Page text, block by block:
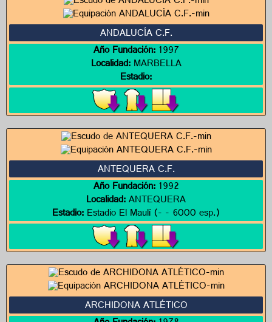
ANDALUCÍA C.F.
Año Fundación:1997
Localidad:MARBELLA
Estadio:
ANTEQUERA C.F.
Año Fundación:1992
Localidad:ANTEQUERA
Estadio:Estadio El Maulí (- - 6000 esp.)
ARCHIDONA ATLÉTICO